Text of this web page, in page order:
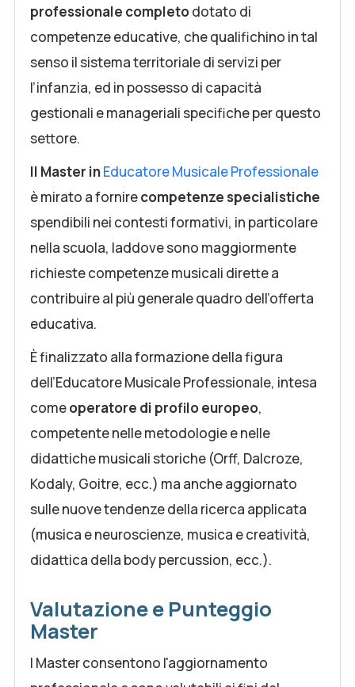
professionale completodotato di
competenze educative, che qualifichino in tal
senso il sistema territoriale di servizi per
l’infanzia, ed in possesso di capacità
gestionali e manageriali specifiche per questo
settore.
Il Master inEducatore Musicale Professionale
è mirato a fornirecompetenze specialistiche
spendibili nei contesti formativi, in particolare
nella scuola, laddove sono maggiormente
richieste competenze musicali dirette a
contribuire al più generale quadro dell’offerta
educativa.
È finalizzato alla formazione della figura
dell’Educatore Musicale Professionale, intesa
comeoperatore di profilo europeo,
competente nelle metodologie e nelle
didattiche musicali storiche (Orff, Dalcroze,
Kodaly, Goitre, ecc.) ma anche aggiornato
sulle nuove tendenze della ricerca applicata
(musica e neuroscienze, musica e creatività,
didattica della body percussion, ecc.).
Valutazione e Punteggio
Master
I Master consentono l'aggiornamento